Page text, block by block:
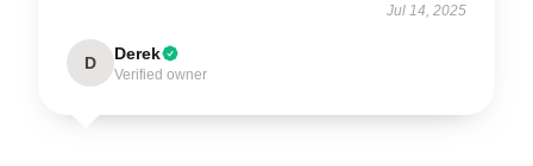
Jul 14, 2025
D Derek
Verified owner